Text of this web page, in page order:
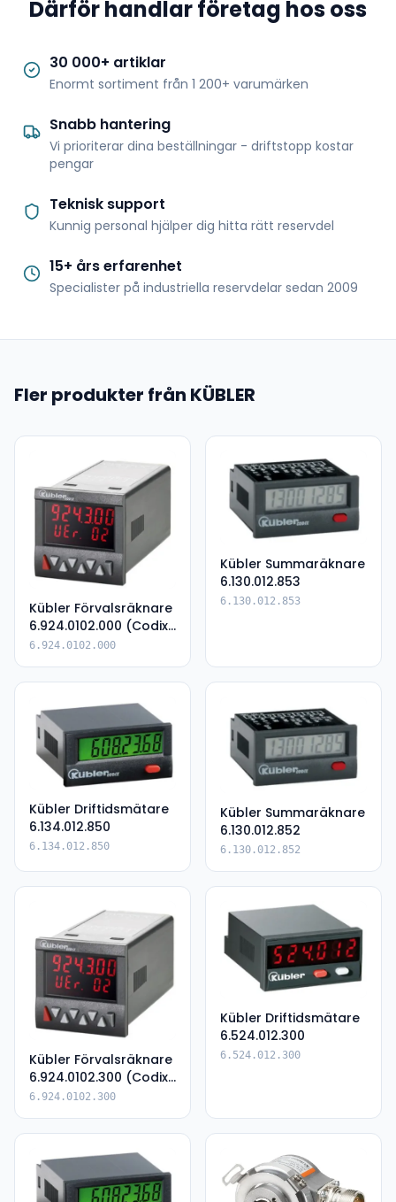
Därför handlar företag hos oss
30 000+ artiklar
Enormt sortiment från 1 200+ varumärken
Snabb hantering
Vi prioriterar dina beställningar - driftstopp kostar
pengar
Teknisk support
Kunnig personal hjälper dig hitta rätt reservdel
15+ års erfarenhet
Specialister på industriella reservdelar sedan 2009
Fler produkter från KÜBLER
Kübler Förvalsräknare
6.924.0102.000 (Codix
924)
6.924.0102.000
Kübler Summaräknare
6.130.012.853
6.130.012.853
Kübler Driftidsmätare
6.134.012.850
6.134.012.850
Kübler Summaräknare
6.130.012.852
6.130.012.852
Kübler Förvalsräknare
6.924.0102.300 (Codix
924)
6.924.0102.300
Kübler Driftidsmätare
6.524.012.300
6.524.012.300